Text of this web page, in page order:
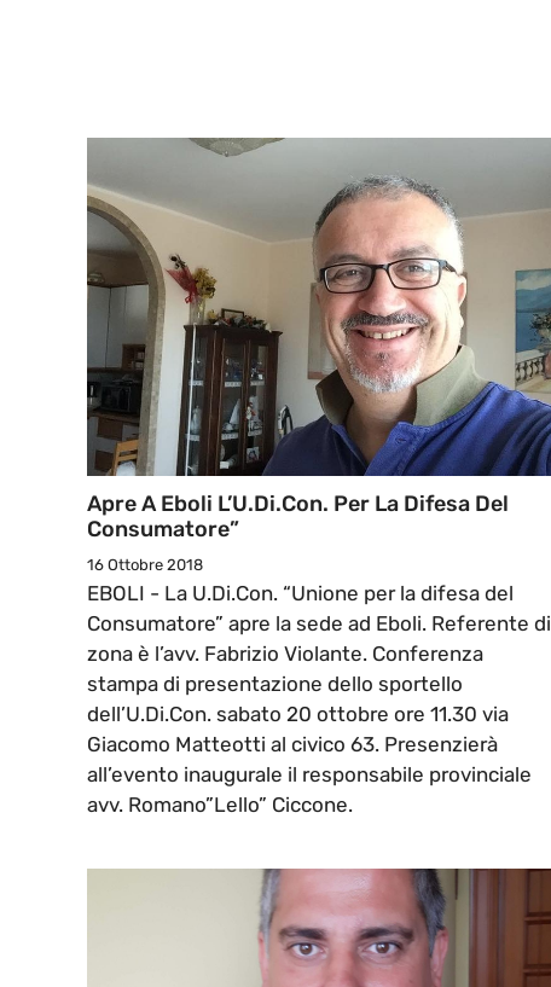
Apre A Eboli L’U.Di.Con. Per La Difesa Del
Consumatore”
16 Ottobre 2018
EBOLI - La U.Di.Con. “Unione per la difesa del
Consumatore” apre la sede ad Eboli. Referente di
zona è l’avv. Fabrizio Violante. Conferenza
stampa di presentazione dello sportello
dell’U.Di.Con. sabato 20 ottobre ore 11.30 via
Giacomo Matteotti al civico 63. Presenzierà
all’evento inaugurale il responsabile provinciale
avv. Romano”Lello” Ciccone.